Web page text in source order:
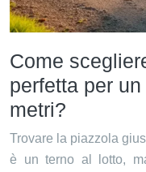
Come
perfetta per
metri?
Trovare la piazzola
è un terno al lotto,